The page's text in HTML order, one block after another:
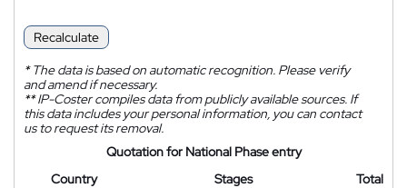
Recalculate
*The data is based on automatic recognition. Please verify
and amend if necessary.
**IP-Coster compiles data from publicly available sources. If
this data includes your personal information, you can contact
us to request its removal.
Quotation for National Phase entry
Country
Stages
Total